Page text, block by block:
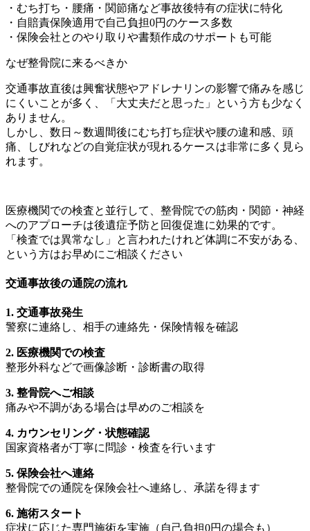
・むち打ち・腰痛・関節痛など事故後特有の症状に特化
・自賠責保険適用で自己負担0円のケース多数
・保険会社とのやり取りや書類作成のサポートも可能
なぜ整骨院に来るべきか
交通事故直後は興奮状態やアドレナリンの影響で痛みを感じ
にくいことが多く、「大丈夫だと思った」という方も少なく
ありません。
しかし、数日～数週間後にむち打ち症状や腰の違和感、頭
痛、しびれなどの自覚症状が現れるケースは非常に多く見ら
れます。
医療機関での検査と並行して、整骨院での筋肉・関節・神経
へのアプローチは後遺症予防と回復促進に効果的です。
「検査では異常なし」と言われたけれど体調に不安がある、
という方はお早めにご相談ください
交通事故後の通院の流れ
1. 交通事故発生
警察に連絡し、相手の連絡先・保険情報を確認
2. 医療機関での検査
整形外科などで画像診断・診断書の取得
3. 整骨院へご相談
痛みや不調がある場合は早めのご相談を
4. カウンセリング・状態確認
国家資格者が丁寧に問診・検査を行います
5. 保険会社へ連絡
整骨院での通院を保険会社へ連絡し、承諾を得ます
6. 施術スタート
症状に応じた専門施術を実施（自己負担0円の場合も）